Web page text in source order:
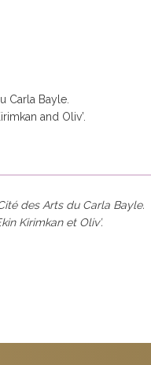
Carla Bayle.
and Oliv’.
des Arts du Carla Bayle.
Kirimkan et Oliv’.